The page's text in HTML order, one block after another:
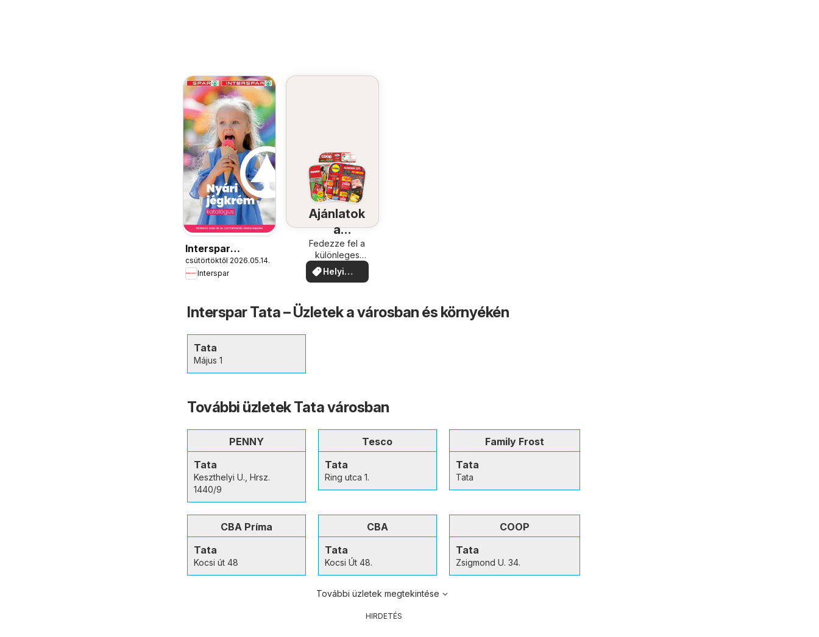
Interspar
Jégkrém
katalógus
csütörtöktől 2026.05.14.
Interspar
Ajánlatok
a
közelében
Fedezze fel a
különleges
ajánlatokat
Helyi
ajánlatok
Interspar Tata – Üzletek a városban és környékén
Tata
Május 1
További üzletek Tata városban
PENNY
Tata
Keszthelyi U., Hrsz.
1440/9
Tesco
Tata
Ring utca 1.
Family Frost
Tata
Tata
CBA Príma
Tata
Kocsi út 48
CBA
Tata
Kocsi Út 48.
COOP
Tata
Zsigmond U. 34.
További üzletek megtekintése
HIRDETÉS